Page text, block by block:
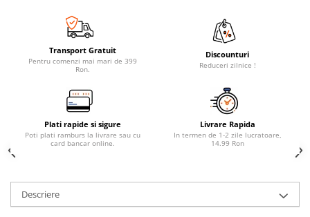
Transport Gratuit
Pentru comenzi mai mari de 399
Ron.
Discounturi
Reduceri zilnice !
Plati rapide si sigure
Poti plati ramburs la livrare sau cu
card bancar online.
Livrare Rapida
In termen de 1-2 zile lucratoare,
14.99 Ron
Descriere